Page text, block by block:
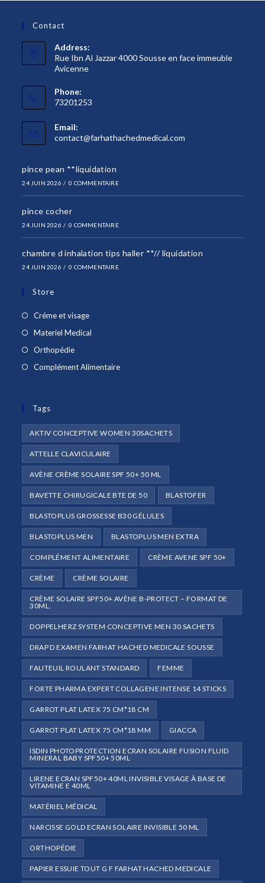
Contact
Address:
Rue Ibn Al Jazzar 4000 Sousse en face immeuble
Avicenne
Phone:
73201253
Email:
contact@farhathachedmedical.com
pince pean **liquidation
24 JUIN 2026 / 0 COMMENTAIRE
pince cocher
24 JUIN 2026 / 0 COMMENTAIRE
chambre d inhalation tips haller **// liquidation
24 JUIN 2026 / 0 COMMENTAIRE
Store
Créme et visageS’ouvre
dans
Materiel Medical
OrthopédieS’ouvre
dans
Complément AlimentaireS’ouvre
onglet
Tags
AKTIV CONCEPTIVE WOMEN 30SACHETS
ATTELLE CLAVICULAIRE
AVÈNE CRÈME SOLAIRE SPF 50+ 50 ML
BAVETTE CHIRUGICALE BTE DE 50 BLASTOFER
BLASTOPLUS GROSSESSE B30 GÉLULES
BLASTOPLUS MEN BLASTOPLUS MEN EXTRA
COMPLÉMENT ALIMENTAIRE CRÈME AVENE SPF 50+
CRÈME CRÈME SOLAIRE
CRÈME SOLAIRE SPF50+ AVÈNE B-PROTECT – FORMAT DE
30ML.
DOPPELHERZ SYSTEM CONCEPTIVE MEN 30 SACHETS
DRAP D EXAMEN FARHAT HACHED MEDICALE SOUSSE
FAUTEUIL ROULANT STANDARD FEMME
FORTE PHARMA EXPERT COLLAGENE INTENSE 14 STICKS
GARROT PLAT LATEX 75 CM*18 CM
GARROT PLAT LATEX 75 CM*18 MM GIACCA
ISDIN PHOTOPROTECTION ECRAN SOLAIRE FUSION FLUID
MINERAL BABY SPF50+ 50ML
LIRENE ECRAN SPF50+ 40ML INVISIBLE VISAGE À BASE DE
VITAMINE E 40ML
MATÉRIEL MÉDICAL
NARCISSE GOLD ECRAN SOLAIRE INVISIBLE 50 ML
ORTHOPÉDIE
PAPIER ESSUIE TOUT G F FARHAT HACHED MEDICALE